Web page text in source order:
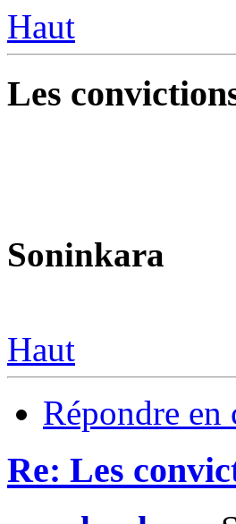
Haut
Les
Soninkara
Haut
Répondre en
Re: Les